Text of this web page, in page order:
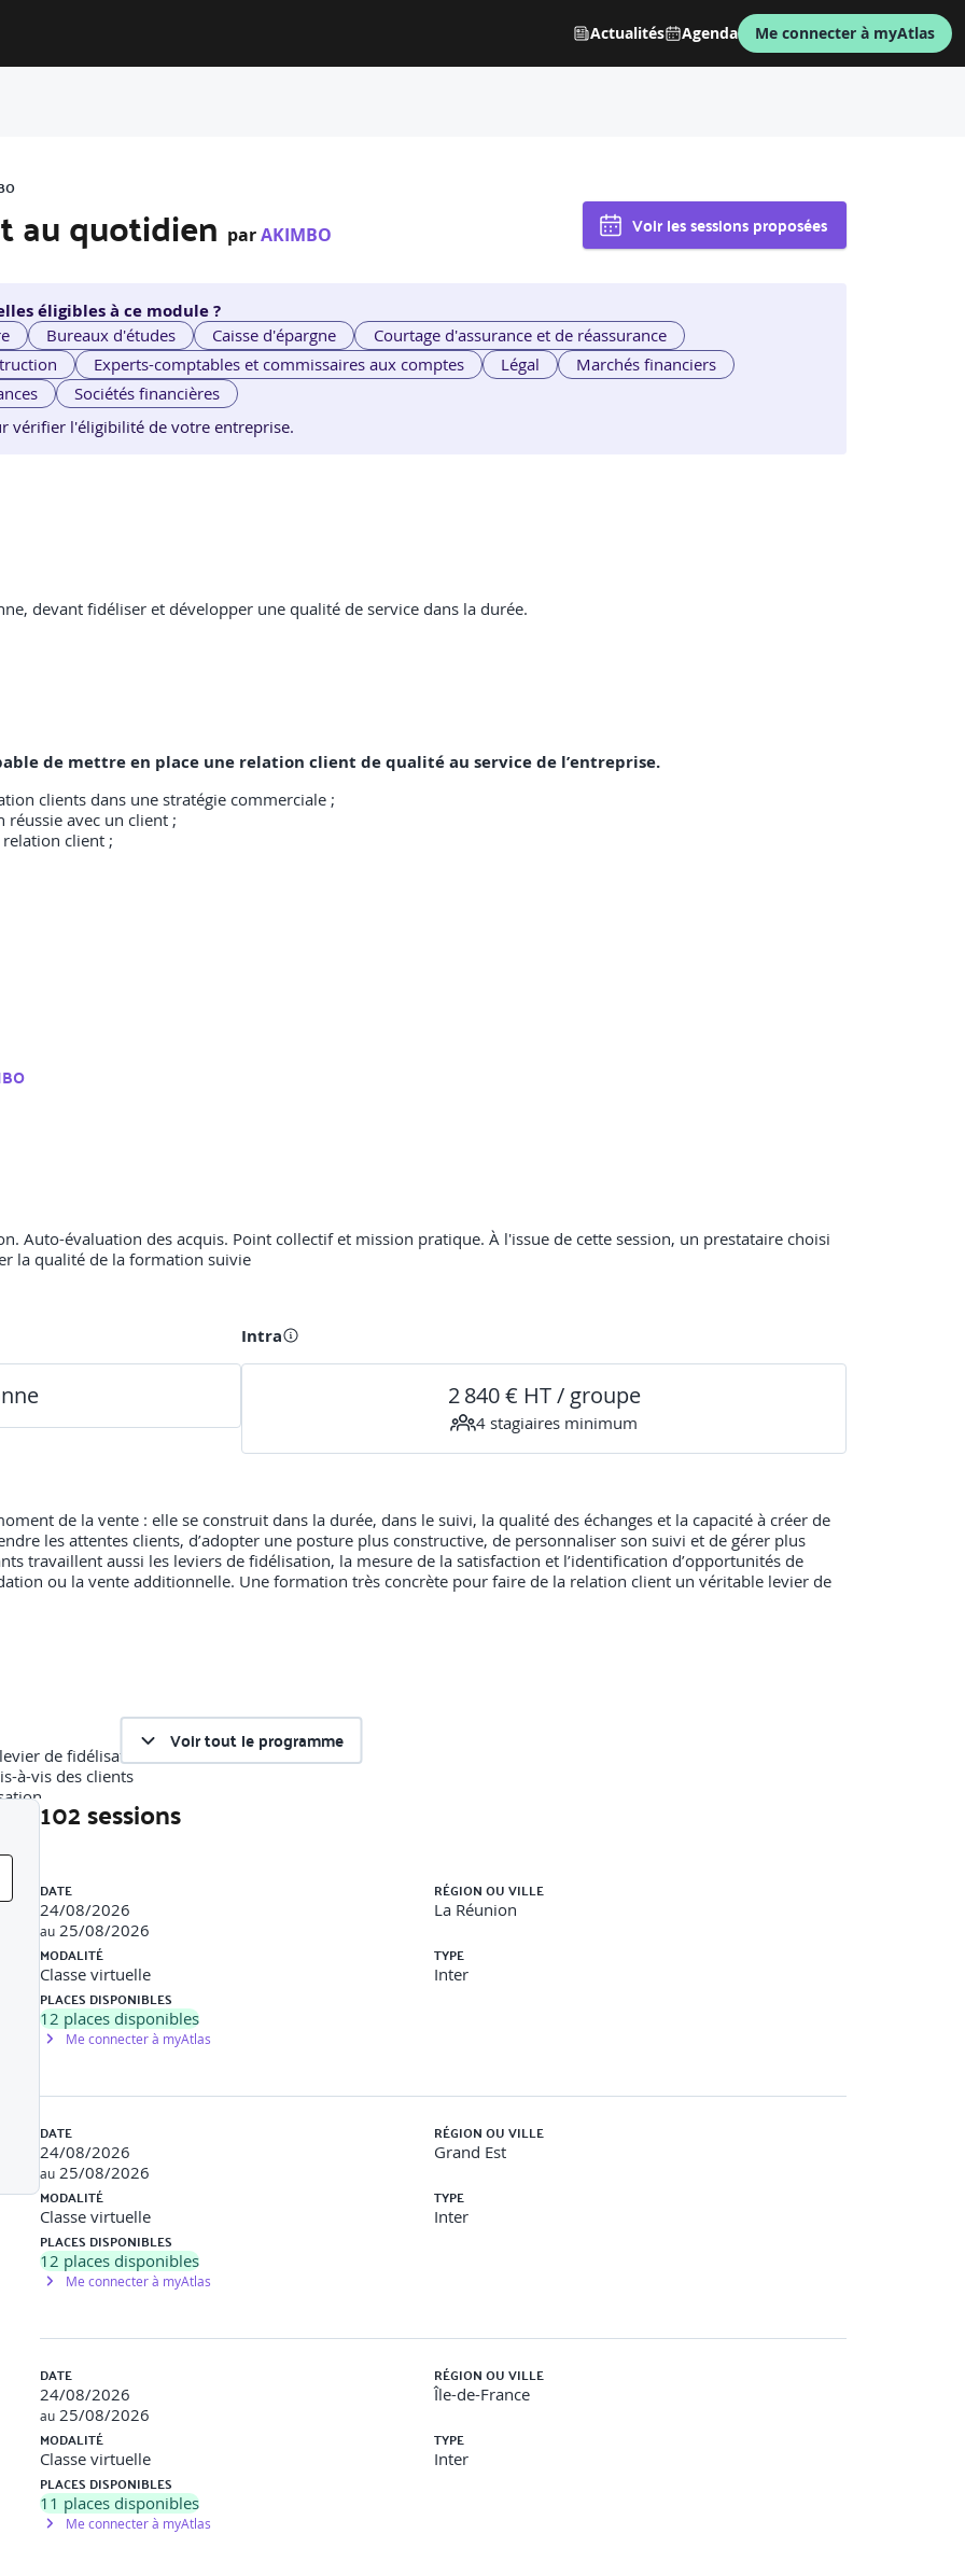
Actualités Agenda Me connecter à myAtlas
au quotidien parAKIMBO Voir les sessions proposées
éligibles à ce module ?
Bureaux d'études Caisse d'épargne
Courtage d'assurance et de réassurance
Experts-comptables et commissaires aux comptes Légal
Marchés financiers
Sociétés financières
vérifier l'éligibilité de votre entreprise.
devant fidéliser et développer une qualité de service dans la durée.
de mettre en place une relation client de qualité au service de l’entreprise.
clients dans une stratégie commerciale ;
réussie avec un client ;
client ;
Auto-évaluation des acquis. Point collectif et mission pratique. À l'issue de cette session, un prestataire choisi
la qualité de la formation suivie
Intra
2 840 € HT / groupe
4 stagiaires minimum
de la vente : elle se construit dans la durée, dans le suivi, la qualité des échanges et la capacité à créer de
les attentes clients, d’adopter une posture plus constructive, de personnaliser son suivi et de gérer plus
travaillent aussi les leviers de fidélisation, la mesure de la satisfaction et l’identification d’opportunités de
ou la vente additionnelle. Une formation très concrète pour faire de la relation client un véritable levier de
de fidélisation
à-vis des clients
clé de performance
: leviers (satisfaction, reconnaissance, co-création), opportunités cross-sell et upsell
client (email, appel) avec analyse
pratique avec bilan
sondage (Typeform, Google Forms)
Voir tout le programme
102 sessions
DATE
24/08/2026
au 25/08/2026
RÉGION OU VILLE
La Réunion
MODALITÉ
Classe virtuelle
TYPE
Inter
PLACES DISPONIBLES
12 places disponibles
Me connecter à myAtlas
DATE
24/08/2026
au 25/08/2026
RÉGION OU VILLE
Grand Est
MODALITÉ
Classe virtuelle
TYPE
Inter
PLACES DISPONIBLES
12 places disponibles
Me connecter à myAtlas
DATE
24/08/2026
au 25/08/2026
RÉGION OU VILLE
Île-de-France
MODALITÉ
Classe virtuelle
TYPE
Inter
PLACES DISPONIBLES
11 places disponibles
Me connecter à myAtlas